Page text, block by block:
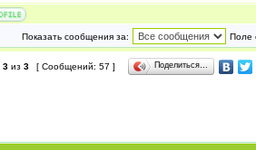
Показать сообщения за: Поле
3 из 3 [ Сообщений: 57 ] Поделиться…